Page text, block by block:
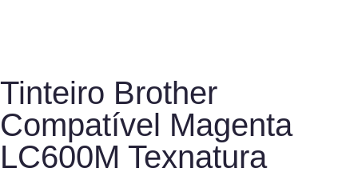
Tinteiro Brother
Compatível Magenta
LC600M Texnatura